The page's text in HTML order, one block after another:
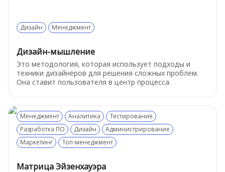
решений.
Дизайн Менеджмент
Дизайн-мышление
Это методология, которая использует подходы и
техники дизайнеров для решения сложных проблем.
Она ставит пользователя в центр процесса.
Менеджмент Аналитика
Тестирование
Разработка ПО
Дизайн
Администрирование
Маркетинг
Топ-менеджмент
Матрица Эйзенхауэра